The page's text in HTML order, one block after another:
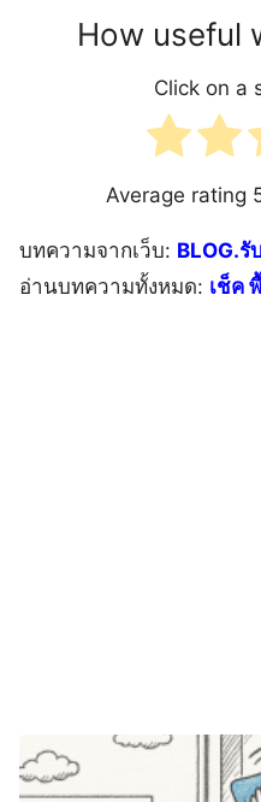
How useful
Click on a
Average rating
บทความจากเว็บ: BLOG.
อ่านบทความทั้งหมด: เช็ค